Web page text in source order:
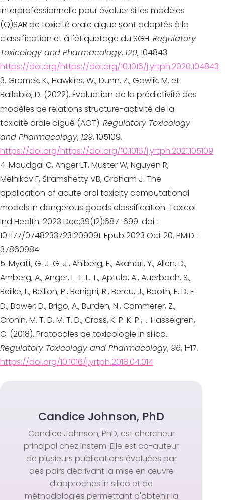
interprofessionnelle pour évaluer si les modèles
(Q)SAR de toxicité orale aiguë sont adaptés à la
classification et à l'étiquetage du SGH. Regulatory
Toxicology and Pharmacology, 120, 104843.
https://doi.org/https://doi.org/10.1016/j.yrtph.2020.104843
Gromek, K., Hawkins, W., Dunn, Z., Gawlik, M. et
Ballabio, D. (2022). Évaluation de la prédictivité des
modèles de relations structure-activité de la
toxicité orale aiguë (AOT). Regulatory Toxicology
and Pharmacology, 129, 105109.
https://doi.org/https://doi.org/10.1016/j.yrtph.2021.105109
Moudgal C, Anger LT, Muster W, Nguyen R,
Melnikov F, Siramshetty VB, Graham J. The
application of acute oral toxicity computational
models in dangerous goods classification. Toxicol
Ind Health. 2023 Dec;39(12):687-699. doi :
10.1177/07482337231209091. Epub 2023 Oct 20. PMID :
37860984.
Myatt, G. J. G. J., Ahlberg, E., Akahori, Y., Allen, D.,
Amberg, A., Anger, L. T. L. T., Aptula, A., Auerbach, S.,
Beilke, L., Bellion, P., Benigni, R., Bercu, J., Booth, E. D. E.
D., Bower, D., Brigo, A., Burden, N., Cammerer, Z.,
Cronin, M. T. D. M. T. D., Cross, K. P. K. P., ... Hasselgren,
C. (2018). Protocoles de toxicologie in silico.
Regulatory Toxicology and Pharmacology, 96, 1-17.
https://doi.org/10.1016/j.yrtph.2018.04.014
Candice Johnson, PhD
Candice Johnson, PhD, est chercheur
principal chez Instem. Elle est co-auteur
de plusieurs publications évaluées par
des pairs décrivant la mise en œuvre
d'approches in silico et de
méthodologies permettant d'obtenir la